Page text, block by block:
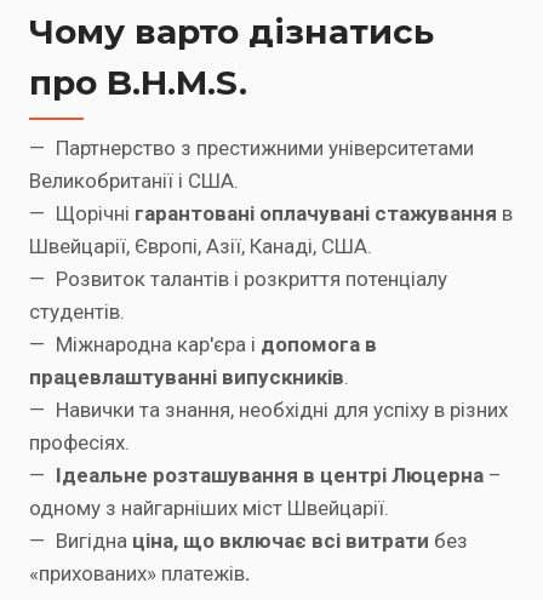
Чому варто дізнатись
про B.H.M.S.
— Партнерство з престижними університетами
Великобританії і США.
— Щорічні гарантовані оплачувані стажування в
Швейцарії, Європі, Азії, Канаді, США.
— Розвиток талантів і розкриття потенціалу
студентів.
— Міжнародна кар'єра і допомога в
працевлаштуванні випускників
— Навички та знання, необхідні для успіху в різних
професіях.
— Ідеальне розташування в центрі Люцерна –
одному з найгарніших міст Швейцарії.
— Вигідна ціна, що включає всі витрати без
«прихованих» платежів.